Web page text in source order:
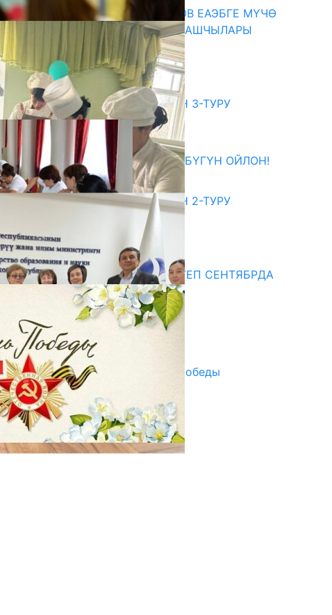
ПРЕЗИДЕНТ САДЫР ЖАПАРОВ ЕАЭБГЕ МҮЧӨ
МАМЛЕКЕТТЕРДИН ӨКМӨТ БАШЧЫЛАРЫ
МЕНЕН ЖОЛУГУШТУ
07.08.2026
Абитуриент
ЖОЖДОРГО КАБЫЛ АЛУУНУН 3-ТУРУ
БАШТАЛДЫ
27.07.2026
ӨЗҮҢДҮН КЕЛЕЧЕГИҢ ҮЧҮН БҮГҮН ОЙЛОН!
20.07.2026
ЖОЖДОРГО КАБЫЛ АЛУУНУН 2-ТУРУ
20.07.2026
Медиа
СУЗАКТА 750 ОРУНДУУ МЕКТЕП СЕНТЯБРДА
ПАЙДАЛАНУУГА БЕРИЛЕТ
07.08.2025
Улуу Жеңиштин жандуу сөзү
29.04.2025
Награды в преддверии Дня Победы
29.04.2025